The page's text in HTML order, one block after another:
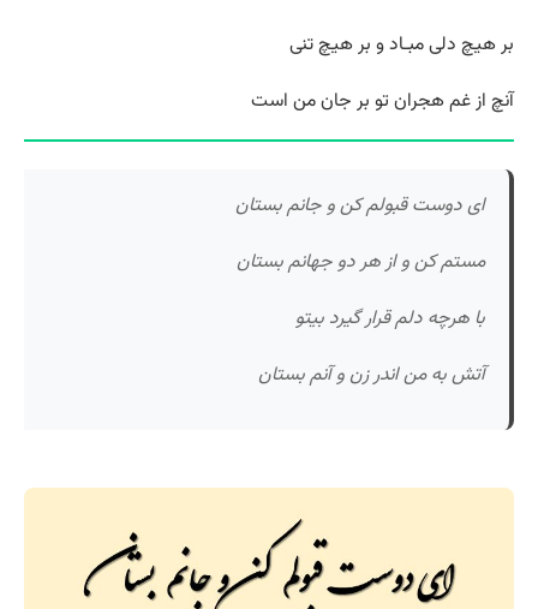
بر هیچ دلی مبـاد و بر هیچ تنی
آنچ از غم هجران تو بر جان من است
ای دوست قبولم کن و جانم بستان
مستم کن و از هر دو جهانم بستان
با هرچه دلم قرار گیرد بیتو
آتش به من اندر زن و آنم بستان